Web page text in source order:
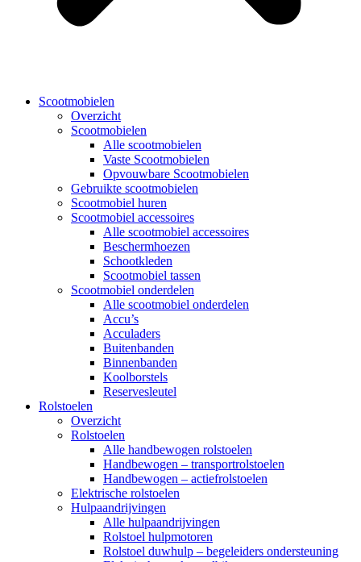
Scootmobielen
Overzicht
Scootmobielen
Alle scootmobielen
Vaste Scootmobielen
Opvouwbare Scootmobielen
Gebruikte scootmobielen
Scootmobiel huren
Scootmobiel accessoires
Alle scootmobiel accessoires
Beschermhoezen
Schootkleden
Scootmobiel tassen
Scootmobiel onderdelen
Alle scootmobiel onderdelen
Accu’s
Acculaders
Buitenbanden
Binnenbanden
Koolborstels
Reservesleutel
Rolstoelen
Overzicht
Rolstoelen
Alle handbewogen rolstoelen
Handbewogen – transportrolstoelen
Handbewogen – actiefrolstoelen
Elektrische rolstoelen
Hulpaandrijvingen
Alle hulpaandrijvingen
Rolstoel hulpmotoren
Rolstoel duwhulp – begeleiders ondersteuning